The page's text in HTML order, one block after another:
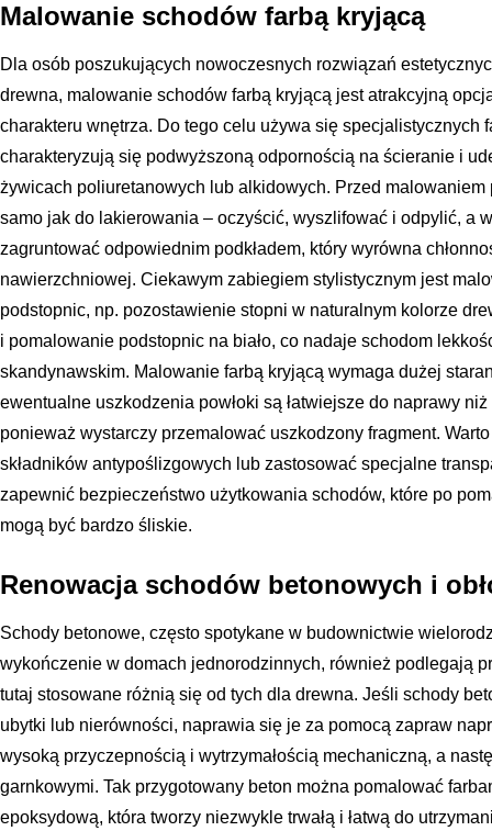
Malowanie schodów farbą kryjącą
Dla osób poszukujących nowoczesnych rozwiązań
drewna, malowanie schodów farbą kryjącą jest atrakcyjną
charakteru wnętrza. Do tego celu używa się specjalistycznych
charakteryzują się podwyższoną odpornością na ścieranie i
żywicach poliuretanowych lub alkidowych. Przed
samo jak do lakierowania – oczyścić, wyszlifować i odpylić, a
zagruntować odpowiednim podkładem, który wyrówna
nawierzchniowej. Ciekawym zabiegiem stylistycznym jest
podstopnic, np. pozostawienie stopni w naturalnym kolorze
i pomalowanie podstopnic na biało, co nadaje schodom
skandynawskim. Malowanie farbą kryjącą wymaga dużej
ewentualne uszkodzenia powłoki są łatwiejsze do naprawy
ponieważ wystarczy przemalować uszkodzony fragment.
składników antypoślizgowych lub zastosować specjalne
zapewnić bezpieczeństwo użytkowania schodów, które po
mogą być bardzo śliskie.
Renowacja schodów betonowych i
Schody betonowe, często spotykane w budownictwie
wykończenie w domach jednorodzinnych, również podlegają
tutaj stosowane różnią się od tych dla drewna. Jeśli schody
ubytki lub nierówności, naprawia się je za pomocą zapraw
wysoką przyczepnością i wytrzymałością mechaniczną, a
garnkowymi. Tak przygotowany beton można pomalować
epoksydową, która tworzy niezwykle trwałą i łatwą do